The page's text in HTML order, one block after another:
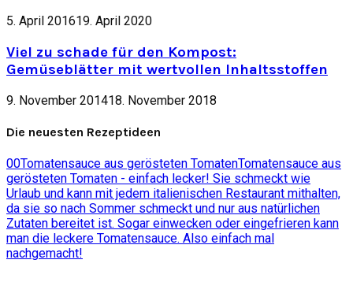
5. April 201619. April 2020
Viel zu schade für den Kompost:
Gemüseblätter mit wertvollen Inhaltsstoffen
9. November 201418. November 2018
Die neuesten Rezeptideen
00Tomatensauce aus gerösteten TomatenTomatensauce aus
gerösteten Tomaten - einfach lecker! Sie schmeckt wie
Urlaub und kann mit jedem italienischen Restaurant mithalten,
da sie so nach Sommer schmeckt und nur aus natürlichen
Zutaten bereitet ist. Sogar einwecken oder eingefrieren kann
man die leckere Tomatensauce. Also einfach mal
nachgemacht!